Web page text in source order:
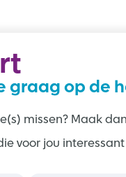
graag op de
missen? Maak
voor jou interessant